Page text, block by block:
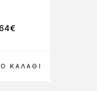
ΚΑΛΆΘΙ
€